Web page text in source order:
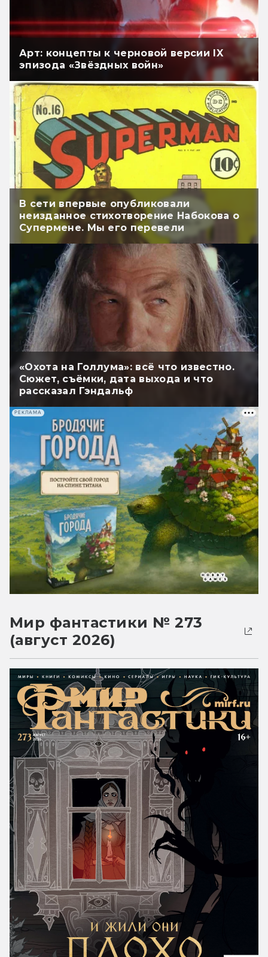
Арт: концепты к черновой версии IX
эпизода «Звёздных войн»
В сети впервые опубликовали
неизданное стихотворение Набокова о
Супермене. Мы его перевели
«Охота на Голлума»: всё что известно.
Сюжет, съёмки, дата выхода и что
рассказал Гэндальф
РЕКЛАМА
Мир фантастики № 273
(август 2026)